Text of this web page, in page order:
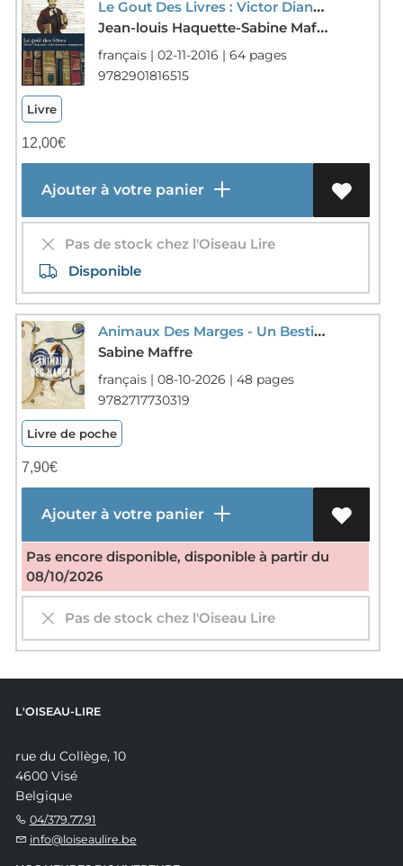
Le Gout Des Livres : Victor Diancourt, Collectionneur Champenois
Jean-louis Haquette-Sabine Maffre-M. Dominique Quero-Marie-helene Montout-richard-Delphine Quereux-sbai
français | 02-11-2016 | 64 pages
9782901816515
Livre
12,00€
Ajouter à votre panier
Pas de stock chez l'Oiseau Lire
Disponible
Animaux Des Marges - Un Bestiaire Medieval
Sabine Maffre
français | 08-10-2026 | 48 pages
9782717730319
Livre de poche
7,90€
Ajouter à votre panier
Pas encore disponible, disponible à partir du
08/10/2026
Pas de stock chez l'Oiseau Lire
L'OISEAU-LIRE
rue du Collège, 10
4600 Visé
Belgique
04/379.77.91
info@loiseaulire.be